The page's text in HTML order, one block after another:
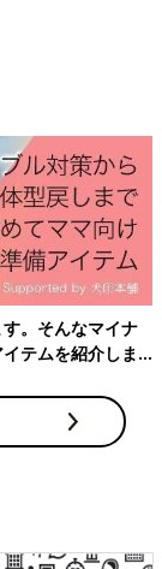
でも、不安
へ
産む」と決め、
。そんなマイナ
テムを紹介しま